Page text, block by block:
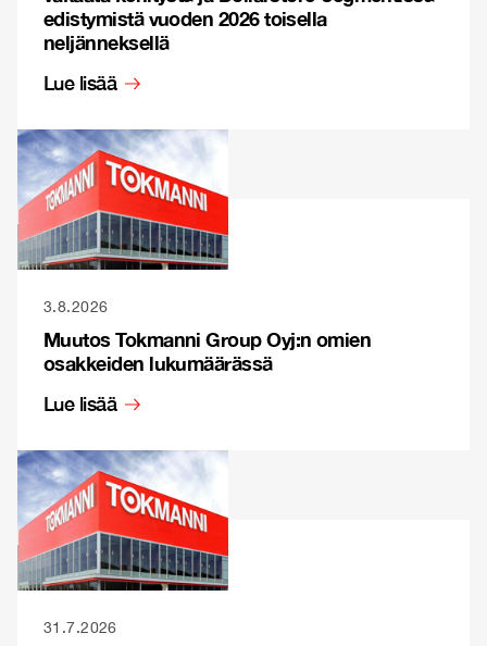
edistymistä vuoden 2026 toisella
neljänneksellä
Lue lisää
3.8.2026
Muutos Tokmanni Group Oyj:n omien
osakkeiden lukumäärässä
Lue lisää
31.7.2026